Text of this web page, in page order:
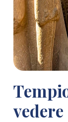
vedere